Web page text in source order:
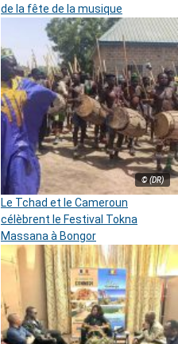
de la fête de la musique
© (DR)
Le Tchad et le Cameroun
célèbrent le Festival Tokna
Massana à Bongor